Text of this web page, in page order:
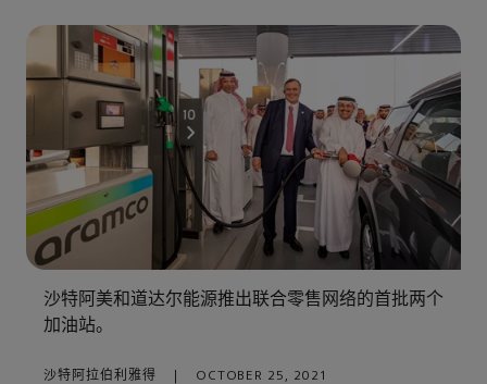
沙特阿美和道达尔能源推出联合零售网络的首批两个
加油站。
沙特阿拉伯利雅得 OCTOBER 25, 2021